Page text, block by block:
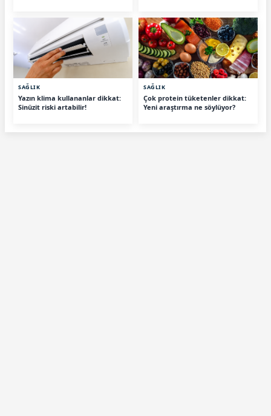
SAĞLIK
Yazın klima kullananlar dikkat:
Sinüzit riski artabilir!
SAĞLIK
Çok protein tüketenler dikkat:
Yeni araştırma ne söylüyor?